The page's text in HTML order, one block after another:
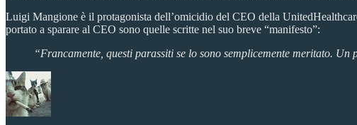
Luigi Mangione è il protagonista dell’omicidio del CEO della
portato a sparare al CEO sono quelle scritte nel suo breve “manifesto”:
“Francamente, questi parassiti se lo sono semplicemente meritato.